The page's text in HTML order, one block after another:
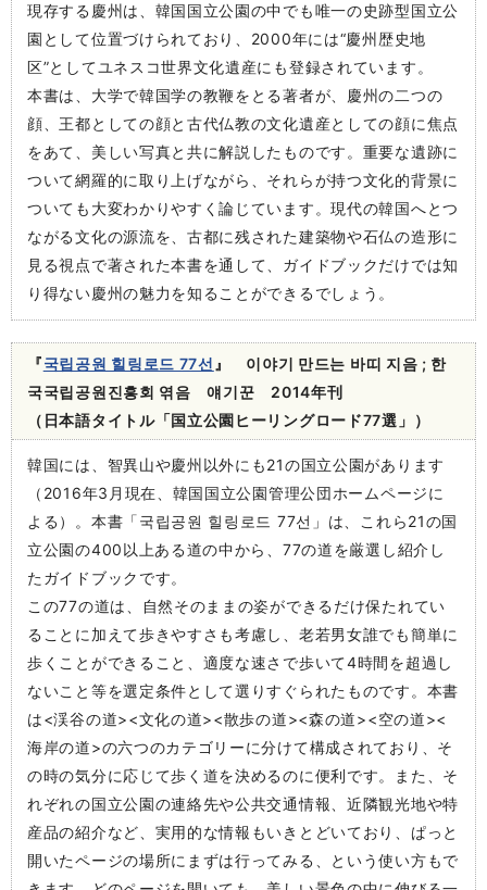
現存する慶州は、韓国国立公園の中でも唯一の史跡型国立公
園として位置づけられており、2000年には“慶州歴史地
区”としてユネスコ世界文化遺産にも登録されています。
本書は、大学で韓国学の教鞭をとる著者が、慶州の二つの
顔、王都としての顔と古代仏教の文化遺産としての顔に焦点
をあて、美しい写真と共に解説したものです。重要な遺跡に
ついて網羅的に取り上げながら、それらが持つ文化的背景に
ついても大変わかりやすく論じています。現代の韓国へとつ
ながる文化の源流を、古都に残された建築物や石仏の造形に
見る視点で著された本書を通して、ガイドブックだけでは知
り得ない慶州の魅力を知ることができるでしょう。
『국립공원 힐링로드 77선 』 이야기 만드는 바띠 지음 ; 한
국국립공원진흥회 엮음 얘기꾼 2014年刊
（日本語タイトル「国立公園ヒーリングロード77選」）
韓国には、智異山や慶州以外にも21の国立公園があります
（2016年3月現在、韓国国立公園管理公団ホームページに
よる）。本書「국립공원 힐링로드 77선」は、これら21の国
立公園の400以上ある道の中から、77の道を厳選し紹介し
たガイドブックです。
この77の道は、自然そのままの姿ができるだけ保たれてい
ることに加えて歩きやすさも考慮し、老若男女誰でも簡単に
歩くことができること、適度な速さで歩いて4時間を超過し
ないこと等を選定条件として選りすぐられたものです。本書
は<渓谷の道><文化の道><散歩の道><森の道><空の道><
海岸の道>の六つのカテゴリーに分けて構成されており、そ
の時の気分に応じて歩く道を決めるのに便利です。また、そ
れぞれの国立公園の連絡先や公共交通情報、近隣観光地や特
産品の紹介など、実用的な情報もいきとどいており、ぱっと
開いたページの場所にまずは行ってみる、という使い方もで